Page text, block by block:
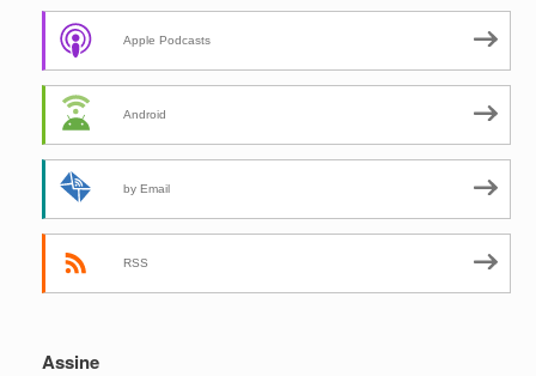
Apple Podcasts
Android
by Email
RSS
Assine